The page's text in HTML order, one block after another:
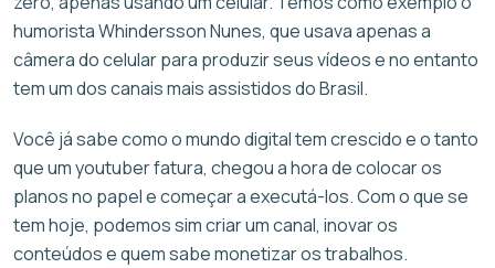
humorista Whindersson Nunes, que usava apenas a
câmera do celular para produzir seus vídeos e no entanto
tem um dos canais mais assistidos do Brasil.
Você já sabe como o mundo digital tem crescido e o tanto
que um youtuber fatura, chegou a hora de colocar os
planos no papel e começar a executá-los. Com o que se
tem hoje, podemos sim criar um canal, inovar os
conteúdos e quem sabe monetizar os trabalhos.